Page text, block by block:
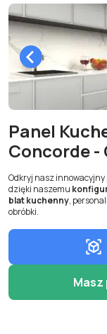
Panel
Concorde
Odkryj nasz innowacyjny
dzięki naszemu
blat kuchenny,
obróbki.
Masz